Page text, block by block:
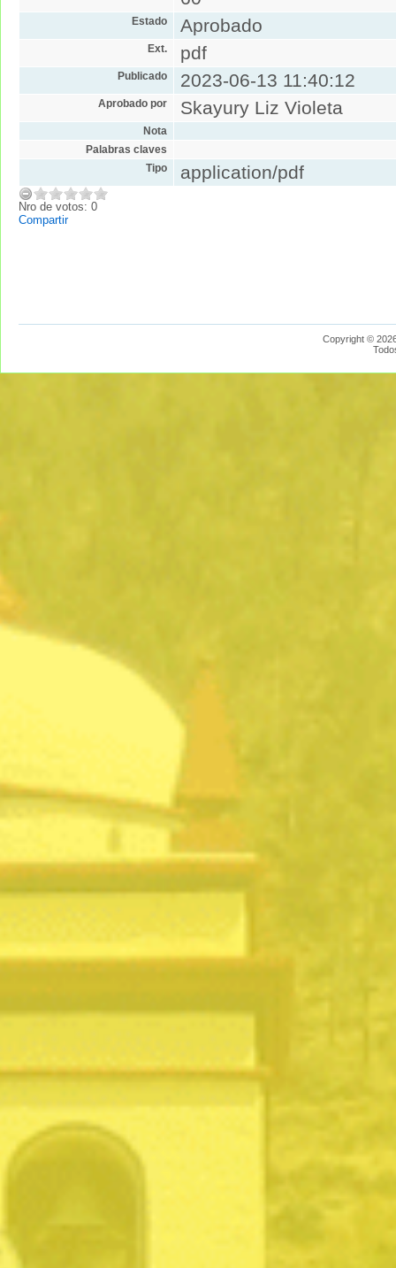
Estado Aprobado
Ext. pdf
Publicado 2023-06-13 11:40:12
Aprobado por Skayury Liz Violeta
Nota
Palabras claves
Tipo
application/pdf
Nro de votos: 0
Compartir
Copyright ©